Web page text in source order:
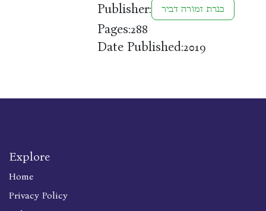
Publisher: כנרת זמורה דביר
Pages:288
Date Published:2019
Explore
Home
Privacy Policy